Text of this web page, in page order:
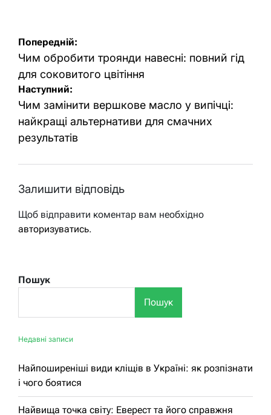
Навігація
записів
Попередній:
Чим обробити троянди навесні: повний гід
для соковитого цвітіння
Наступний:
Чим замінити вершкове масло у випічці:
найкращі альтернативи для смачних
результатів
Залишити відповідь
Щоб відправити коментар вам необхідно
авторизуватись.
Пошук
Пошук
Недавні записи
Найпоширеніші види кліщів в Україні: як розпізнати
і чого боятися
Найвища точка світу: Еверест та його справжня